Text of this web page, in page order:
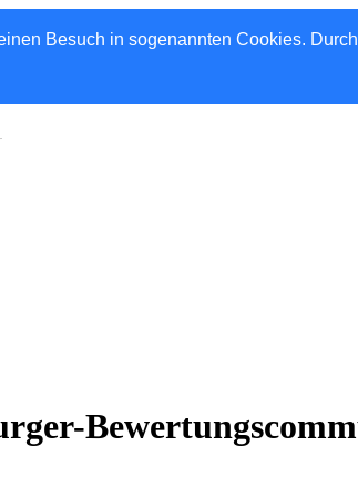
Besuch in sogenannten Cookies.